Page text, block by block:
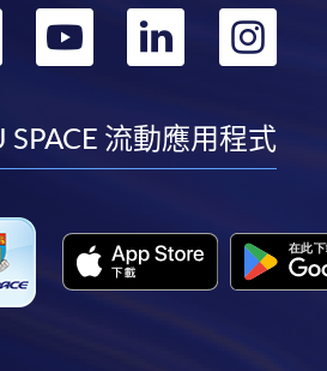
轉
facebook
轉
youtube
轉 轉
SPACE 流動應用程式